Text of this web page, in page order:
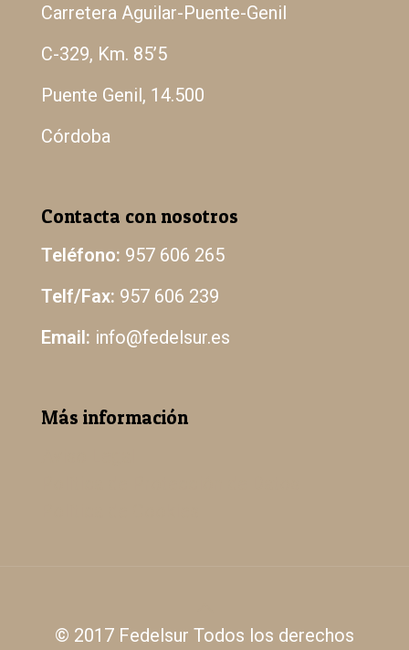
Carretera Aguilar-Puente-Genil
C-329, Km. 85’5
Puente Genil, 14.500
Córdoba
Contacta con nosotros
Teléfono: 957 606 265
Telf/Fax: 957 606 239
Email: info@fedelsur.es
Más información
© 2017 Fedelsur Todos los derechos